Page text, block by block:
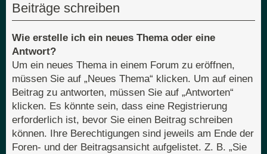
Beiträge schreiben
Wie erstelle ich ein neues Thema oder eine
Antwort?
Um ein neues Thema in einem Forum zu eröffnen,
müssen Sie auf „Neues Thema“ klicken. Um auf einen
Beitrag zu antworten, müssen Sie auf „Antworten“
klicken. Es könnte sein, dass eine Registrierung
erforderlich ist, bevor Sie einen Beitrag schreiben
können. Ihre Berechtigungen sind jeweils am Ende der
Foren- und der Beitragsansicht aufgelistet. Z. B. „Sie